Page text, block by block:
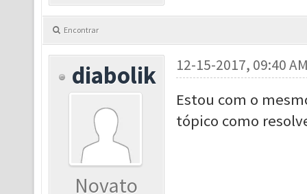
Encontrar
diabolik
Novato
12-15-2017, 09:40
Estou com o
tópico como